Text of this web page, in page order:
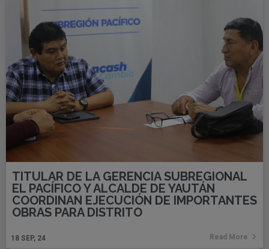
TITULAR DE LA GERENCIA SUBREGIONAL
EL PACÍFICO Y ALCALDE DE YAUTÁN
COORDINAN EJECUCIÓN DE IMPORTANTES
OBRAS PARA DISTRITO
18 SEP, 24 Read More